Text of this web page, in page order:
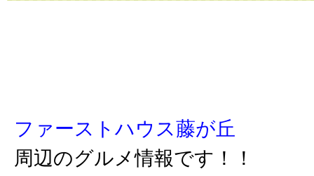
ファーストハウス藤が丘
周辺のグルメ情報です！！